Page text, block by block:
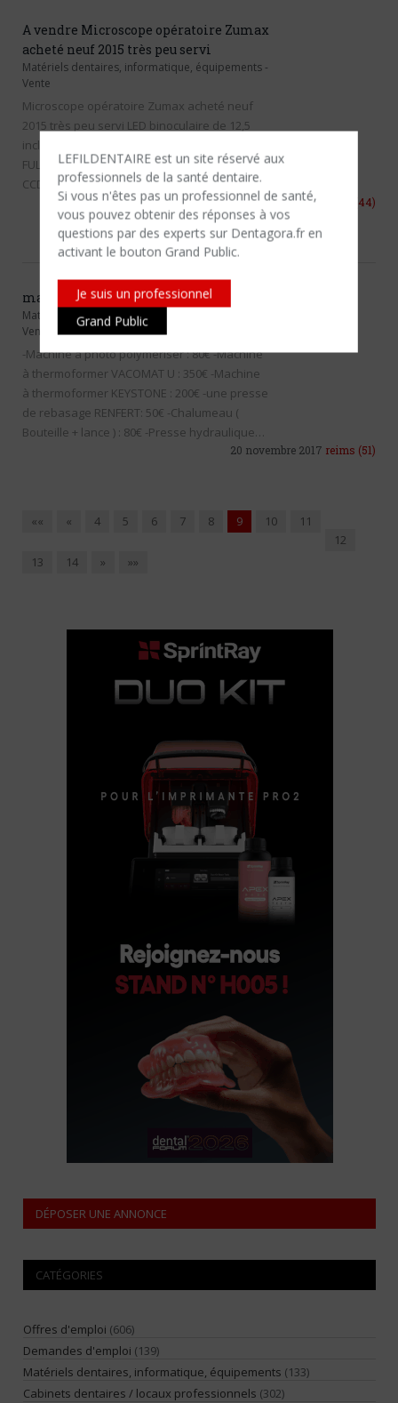
LEFILDENTAIRE est un site réservé aux
professionnels de la santé dentaire.
Si vous n'êtes​ pas un professionnel de santé,
vous pouvez obtenir des réponses à vos
questions par des experts sur Dentagora.fr en
activant le bouton Grand Public.
Je suis un professionnel
Grand Public
A vendre Microscope opératoire Zumax
acheté neuf 2015 très peu servi
Matériels dentaires, informatique, équipements -
Vente
Microscope opératoire Zumax acheté neuf
2015 très peu servi LED binoculaire de 12,5
inclinable à 180, focale de 250mm, camera
FULL HD 1920x1080P et 3 MPixel HD Cmos
CCD, filtres Vert & jaune, 3ème poignée…
20 novembre 2017Nantes (44)
matériels de prothèses dentaires
Matériels dentaires, informatique, équipements
Vente
-Machine à photo polymériser : 80€ -Machine
à thermoformer VACOMAT U : 350€ -Machine
à thermoformer KEYSTONE : 200€ -une presse
de rebasage RENFERT: 50€ -Chalumeau (
Bouteille + lance ) : 80€ -Presse hydraulique…
20 novembre 2017 reims (51)
«« « 4 5 6 7 8 9 10
11
12
13
14 » »»
DÉPOSER UNE ANNONCE
CATÉGORIES
Offres d'emploi (606)
Demandes d'emploi (139)
Matériels dentaires, informatique, équipements (133)
Cabinets dentaires / locaux professionnels (302)